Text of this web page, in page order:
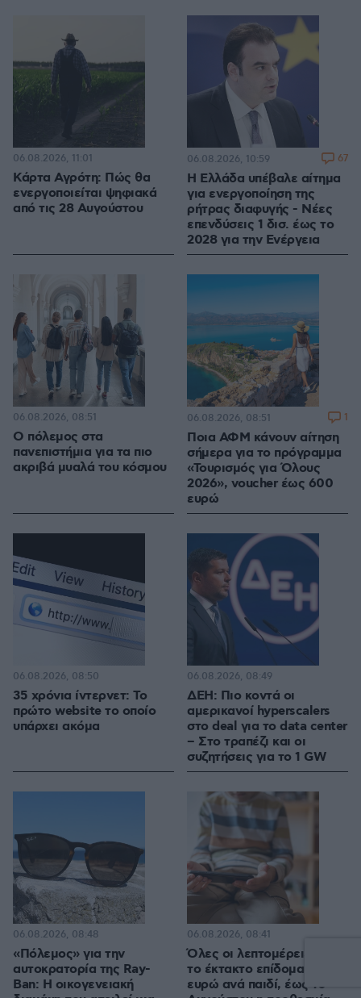
Κάρτα Αγρότη: Πώς θα
ενεργοποιείται ψηφιακά
από τις 28 Αυγούστου
06.08.2026, 11:01
Η Ελλάδα υπέβαλε αίτημα
για ενεργοποίηση της
ρήτρας διαφυγής - Νέες
επενδύσεις 1 δισ. έως το
2028 για την Ενέργεια
06.08.2026, 10:59 67
Ο πόλεμος στα
πανεπιστήμια για τα πιο
ακριβά μυαλά του κόσμου
06.08.2026, 08:51
Ποια ΑΦΜ κάνουν αίτηση
σήμερα για το πρόγραμμα
«Τουρισμός για Όλους
2026», voucher έως 600
ευρώ
06.08.2026, 08:51 1
35 χρόνια ίντερνετ: Το
πρώτο website το οποίο
υπάρχει ακόμα
06.08.2026, 08:50
ΔΕΗ: Πιο κοντά οι
αμερικανοί hyperscalers
στο deal για το data center
– Στο τραπέζι και οι
συζητήσεις για το 1 GW
06.08.2026, 08:49
«Πόλεμος» για την
αυτοκρατορία της Ray-
Ban: Η οικογενειακή
06.08.2026, 08:48
Όλες οι λεπτομέρειες για
το έκτακτο επίδομα 150
ευρώ ανά παιδί, έως 10
06.08.2026, 08:41